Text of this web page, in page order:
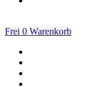
Frei 0 Warenkorb